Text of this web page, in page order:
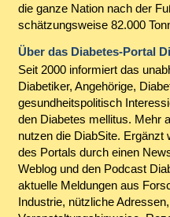
die ganze Nation nach der
schätzungsweise 82.000
Über das Diabetes-Portal
Seit 2000 informiert das
Diabetiker, Angehörige,
gesundheitspolitisch
den Diabetes mellitus. Mehr
nutzen die DiabSite. Ergänzt
des Portals durch einen
Weblog und den Podcast
aktuelle Meldungen aus
Industrie, nützliche